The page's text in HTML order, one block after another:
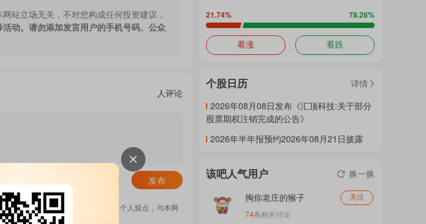
热
概
站立场无关，不对您构成任何投资建议，
动。请勿添加发言用户的手机号码、公众
人评论
发布
区发表的所有资料、言论等仅代表个人观点，与本网
《东方财富社区管理规定》
21.74% 78.26%
看涨 看跌
个股日历
详情
2026年08月08日发布《汇顶科技:关于部分
股票期权注销完成的公告》
2026年半年报预约2026年08月21日披露
该吧人气用户 换一换
掏你老庄的猴子 关注
74条相关讨论